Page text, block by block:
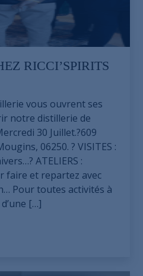
RICCI’SPIRITS
vous ouvrent ses
notre distillerie de
30 Juillet.?609
06250. ? VISITES :
ATELIERS :
faire et repartez avec
Pour toutes activités à
[…]